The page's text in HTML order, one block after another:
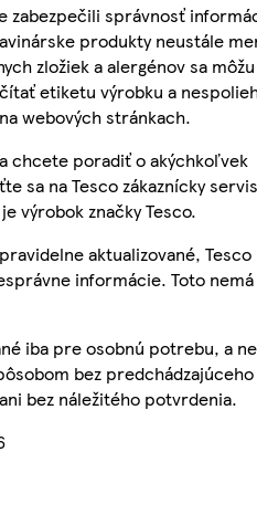
zabezpečili správnosť
produkty neustále
zložiek a alergénov sa môžu
etiketu výrobku a
webových stránkach.
chcete poradiť o akýchkoľvek
sa na Tesco zákaznícky
výrobok značky Tesco.
aktualizované, Tesco
informácie. Toto
iba pre osobnú potrebu, a
bez predchádzajúceho
bez náležitého potvrdenia.